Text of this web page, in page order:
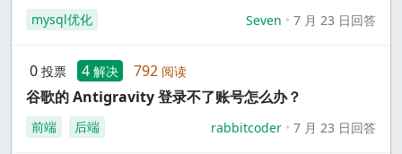
mysql优化 Seven 7 月 23 日回答
0 投票 4 解决 792 阅读
谷歌的 Antigravity 登录不了账号怎么办？
前端 后端 rabbitcoder 7 月 23 日回答